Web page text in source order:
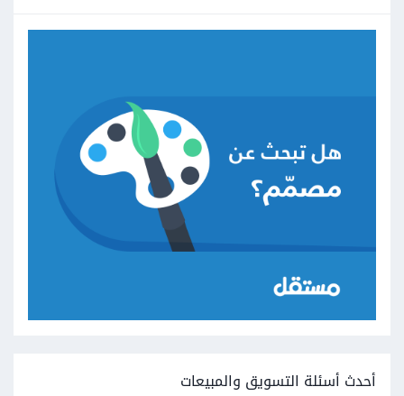
أحدث أسئلة التسويق والمبيعات